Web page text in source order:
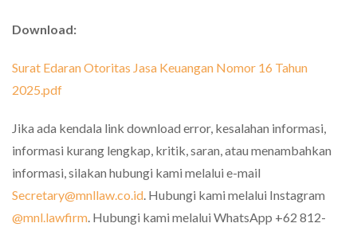
Download:
Surat Edaran Otoritas Jasa Keuangan Nomor 16 Tahun
2025.pdf
Jika ada kendala link download error, kesalahan informasi,
informasi kurang lengkap, kritik, saran, atau menambahkan
informasi, silakan hubungi kami melalui e-mail
Secretary@mnllaw.co.id. Hubungi kami melalui Instagram
@mnl.lawfirm. Hubungi kami melalui WhatsApp +62 812-